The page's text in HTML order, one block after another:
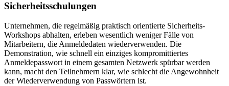
Sicherheitsschulungen
Unternehmen, die regelmäßig praktisch orientierte Sicherheits-
Workshops abhalten, erleben wesentlich weniger Fälle von
Mitarbeitern, die Anmeldedaten wiederverwenden. Die
Demonstration, wie schnell ein einziges kompromittiertes
Anmeldepasswort in einem gesamten Netzwerk spürbar werden
kann, macht den Teilnehmern klar, wie schlecht die Angewohnheit
der Wiederverwendung von Passwörtern ist.